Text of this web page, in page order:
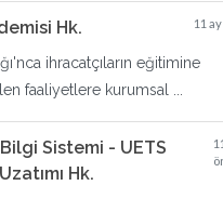
Hk. 11
ihracatçıların eğitimine
faaliyetlere kurumsal ...
Sistemi - UETS
Hk.